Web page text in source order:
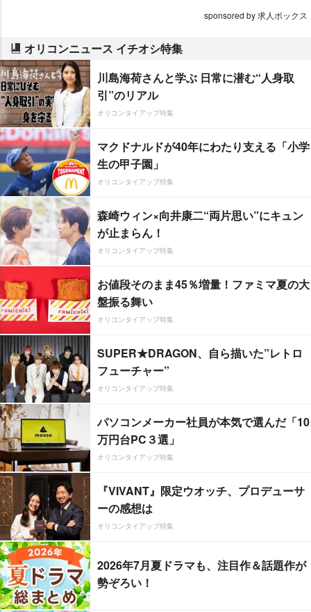
sponsored by 求人ボックス
オリコンニュース イチオシ特集
川島海荷さんと学ぶ 日常に潜む“人身取
引”のリアル
オリコンタイアップ特集
マクドナルドが40年にわたり支える「小学
生の甲子園」
オリコンタイアップ特集
森崎ウィン×向井康二“両片思い”にキュン
が止まらん！
オリコンタイアップ特集
お値段そのまま45％増量！ファミマ夏の大
盤振る舞い
オリコンタイアップ特集
SUPER★DRAGON、自ら描いた”レトロ
フューチャー”
オリコンタイアップ特集
パソコンメーカー社員が本気で選んだ「10
万円台PC３選」
オリコンタイアップ特集
『VIVANT』限定ウオッチ、プロデューサ
ーの感想は
オリコンタイアップ特集
2026年7月夏ドラマも、注目作＆話題作が
勢ぞろい！